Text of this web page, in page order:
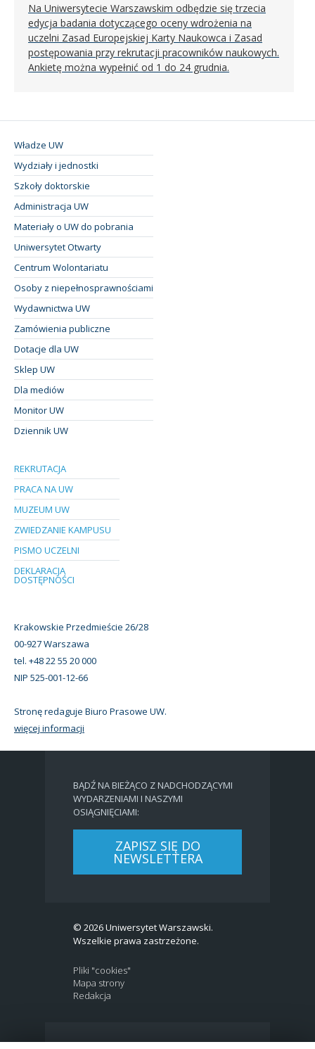
Na Uniwersytecie Warszawskim odbędzie się trzecia
edycja badania dotyczącego oceny wdrożenia na
uczelni Zasad Europejskiej Karty Naukowca i Zasad
postępowania przy rekrutacji pracowników naukowych.
Ankietę można wypełnić od 1 do 24 grudnia.
Władze UW
Wydziały i jednostki
Szkoły doktorskie
Administracja UW
Materiały o UW do pobrania
Uniwersytet Otwarty
Centrum Wolontariatu
Osoby z niepełnosprawnościami
Wydawnictwa UW
Zamówienia publiczne
Dotacje dla UW
Sklep UW
Dla mediów
Monitor UW
Dziennik UW
REKRUTACJA
PRACA NA UW
MUZEUM UW
ZWIEDZANIE KAMPUSU
PISMO UCZELNI
DEKLARACJA
DOSTĘPNOŚCI
Krakowskie Przedmieście 26/28
00-927 Warszawa
tel. +48 22 55 20 000
NIP 525-001-12-66
Stronę redaguje Biuro Prasowe UW.
więcej informacji
BĄDŹ NA BIEŻĄCO Z NADCHODZĄCYMI
WYDARZENIAMI I NASZYMI
OSIĄGNIĘCIAMI:
ZAPISZ SIĘ DO
NEWSLETTERA
© 2026 Uniwersytet Warszawski.
Wszelkie prawa zastrzeżone.
Pliki "cookies"
Mapa strony
Redakcja